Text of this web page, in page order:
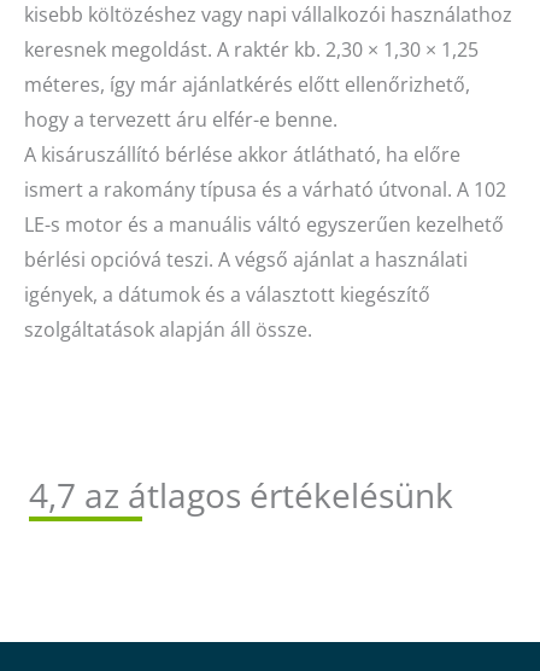
kisebb költözéshez vagy napi vállalkozói használathoz
keresnek megoldást. A raktér kb. 2,30 × 1,30 × 1,25
méteres, így már ajánlatkérés előtt ellenőrizhető,
hogy a tervezett áru elfér-e benne.
A kisáruszállító bérlése akkor átlátható, ha előre
ismert a rakomány típusa és a várható útvonal. A 102
LE-s motor és a manuális váltó egyszerűen kezelhető
bérlési opcióvá teszi. A végső ajánlat a használati
igények, a dátumok és a választott kiegészítő
szolgáltatások alapján áll össze.
4,7 az átlagos értékelésünk